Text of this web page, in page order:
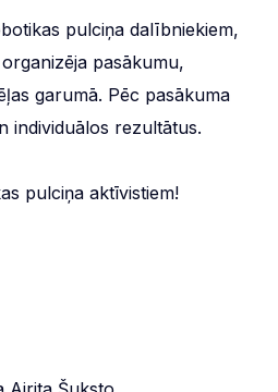
pulciņa dalībniekiem,
pasākumu,
garumā. Pēc pasākuma
individuālos rezultātus.
pulciņa aktīvistiem!